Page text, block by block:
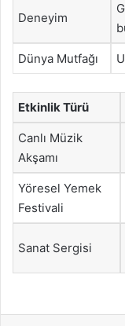
Deneyim
Dünya Mutfağı
Etkinlik Türü
Canlı Müzik
Akşamı
Yöresel Yemek
Festivali
Sanat Sergisi